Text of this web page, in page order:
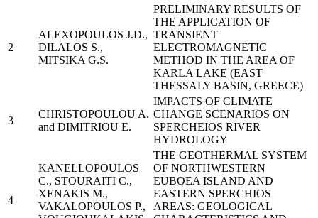
2
ALEXOPOULOS J.D.,
DILALOS S.,
MITSIKA G.S.
PRELIMINARY RESULTS OF
THE APPLICATION OF
TRANSIENT
ELECTROMAGNETIC
METHOD IN THE AREA OF
KARLA LAKE (EAST
THESSALY BASIN, GREECE)
3
CHRISTOPOULOU A.
and DIMITRIOU E.
IMPACTS OF CLIMATE
CHANGE SCENARIOS ON
SPERCHEIOS RIVER
HYDROLOGY
4
KANELLOPOULOS
C., STOURAITI C.,
XENAKIS M.,
VAKALOPOULOS P.,
THE GEOTHERMAL SYSTEM
OF NORTHWESTERN
EUBOEA ISLAND AND
EASTERN SPERCHIOS
AREAS: GEOLOGICAL